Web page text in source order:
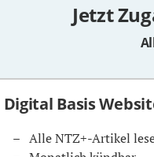
Jetzt
Digital Basis
Alle NTZ+-Artikel